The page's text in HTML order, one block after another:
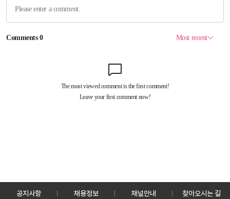
공지사항 채용정보 채널안내 찾아오시는 길